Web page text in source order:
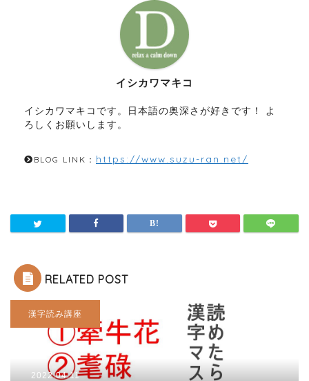
イシカワマキコ
イシカワマキコです。日本語の奥深さが好きです！ よ
ろしくお願いします。
BLOG LINK： https://www.suzu-ran.net/
RELATED POST
漢字読み講座
2022.04.11